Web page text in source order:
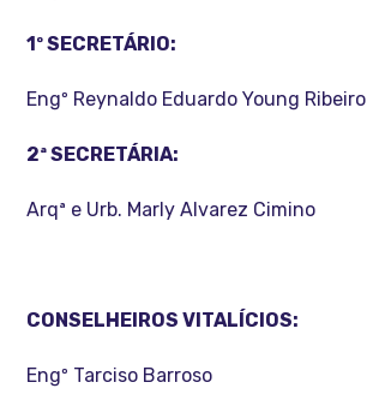
1º SECRETÁRIO:
Engº Reynaldo Eduardo Young Ribeiro
2ª SECRETÁRIA:
Arqª e Urb. Marly Alvarez Cimino
CONSELHEIROS VITALÍCIOS:
Engº Tarciso Barroso